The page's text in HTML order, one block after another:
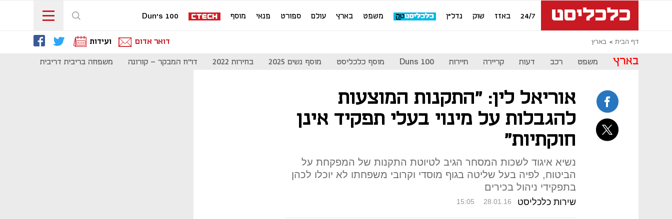
24/7 באזז שוק נדל"ן משפט בארץ עולם ספורט פנאי מוסף Dun's 100
דף הבית בארץ דואר אדום ועידות
בארץ משפט רכב דעות קריירה תיירות Duns 100 מוסף כלכליסט מוסף נשים 2025 בחירות 2022 דו"ח המבקר - קורונה משפחה בריבית דריבית
אוריאל לין: "התקנות המוצעות
להגבלות על מינוי בעלי תפקיד אינן
חוקתיות"
נשיא איגוד לשכות המסחר הגיב לטיוטת התקנות של המפקחת על
הביטוח, לפיה בעל שליטה בגוף מוסדי וקרובי משפחתו לא יוכלו לכהן
בתפקידי ניהול בכירים
שירות כלכליסט 15:05 28.01.16